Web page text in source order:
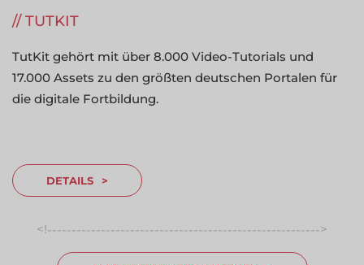
TUTKIT
TutKit gehört mit über 8.000 Video-Tutorials und
17.000 Assets zu den größten deutschen Portalen für
die digitale Fortbildung.
DETAILS
<! >